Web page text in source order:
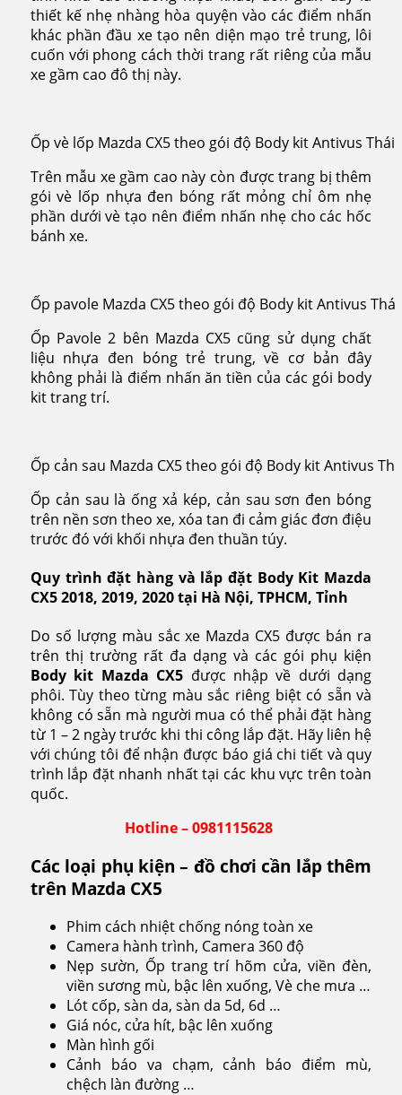
thiết kế nhẹ nhàng hòa quyện vào các điểm nhấn
khác phần đầu xe tạo nên diện mạo trẻ trung, lôi
cuốn với phong cách thời trang rất riêng của mẫu
xe gầm cao đô thị này.
Ốp vè lốp Mazda CX5 theo gói độ Body kit Antivus Thái
Trên mẫu xe gầm cao này còn được trang bị thêm
gói vè lốp nhựa đen bóng rất mỏng chỉ ôm nhẹ
phần dưới vè tạo nên điểm nhấn nhẹ cho các hốc
bánh xe.
Ốp pavole Mazda CX5 theo gói độ Body kit Antivus
Ốp Pavole 2 bên Mazda CX5 cũng sử dụng chất
liệu nhựa đen bóng trẻ trung, về cơ bản đây
không phải là điểm nhấn ăn tiền của các gói body
kit trang trí.
Ốp cản sau Mazda CX5 theo gói độ Body kit Antivus
Ốp cản sau là ống xả kép, cản sau sơn đen bóng
trên nền sơn theo xe, xóa tan đi cảm giác đơn điệu
trước đó với khối nhựa đen thuần túy.
Quy trình đặt hàng và lắp đặt Body Kit Mazda
CX5 2018, 2019, 2020 tại Hà Nội, TPHCM, Tỉnh
Do số lượng màu sắc xe Mazda CX5 được bán ra
trên thị trường rất đa dạng và các gói phụ kiện
Body kit Mazda CX5 được nhập về dưới dạng
phôi. Tùy theo từng màu sắc riêng biệt có sẵn và
không có sẵn mà người mua có thể phải đặt hàng
từ 1 – 2 ngày trước khi thi công lắp đặt. Hãy liên hệ
với chúng tôi để nhận được báo giá chi tiết và quy
trình lắp đặt nhanh nhất tại các khu vực trên toàn
quốc.
Hotline – 0981115628
Các loại phụ kiện – đồ chơi cần lắp thêm
trên Mazda CX5
Phim cách nhiệt chống nóng toàn xe
Camera hành trình, Camera 360 độ
Nẹp sườn, Ốp trang trí hõm cửa, viền đèn,
viền sương mù, bậc lên xuống, Vè che mưa …
Lót cốp, sàn da, sàn da 5d, 6d …
Giá nóc, cửa hít, bậc lên xuống
Màn hình gối
Cảnh báo va chạm, cảnh báo điểm mù,
chệch làn đường …